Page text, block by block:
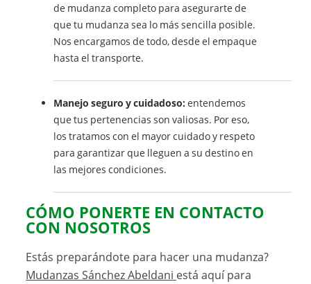
de mudanza completo para asegurarte de
que tu mudanza sea lo más sencilla posible.
Nos encargamos de todo, desde el empaque
hasta el transporte.
Manejo seguro y cuidadoso: entendemos
que tus pertenencias son valiosas. Por eso,
los tratamos con el mayor cuidado y respeto
para garantizar que lleguen a su destino en
las mejores condiciones.
CÓMO PONERTE EN CONTACTO
CON NOSOTROS
Estás preparándote para hacer una mudanza?
Mudanzas Sánchez Abeldani está aquí para